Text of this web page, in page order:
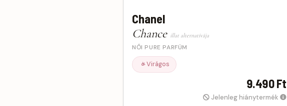
Chanel
Chance illat alternatívája
NŐI PURE PARFÜM
Virágos
9.490 Ft
Jelenleg hiánytermék